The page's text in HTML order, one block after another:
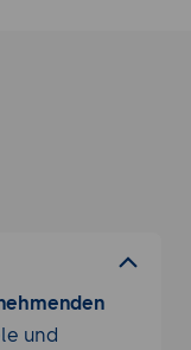
und